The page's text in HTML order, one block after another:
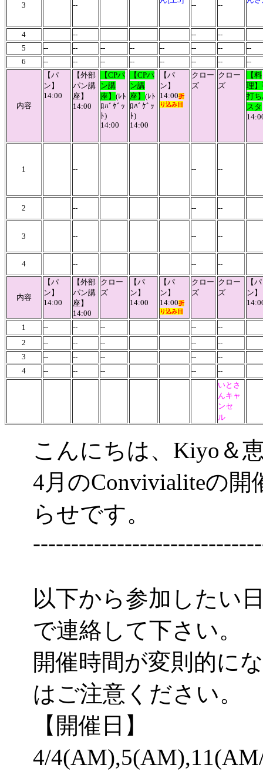
3 -- -- --
4 -- --
--
5
-- -- -- -- -- -- --
--
6
-- -- -- -- -- -- -- --
内容
【パ
ン】
14:00
【外部
パン講
座】
14:00
【CPパ
ン講
座】 (ﾚﾄ
ﾛﾊﾞｹﾞｯ
ﾄ)
14:00
【CPパ
ン講
座】 (ﾚﾄ
ﾛﾊﾞｹﾞｯ
ﾄ)
14:00
【パ
ン】
14:00折
り込み日
クロー
ズ
クロー
ズ
【料
理
打
スタ
1 -- -- --
2 -- -- --
3 -- -- --
4 -- -- --
内容
【パ
ン】
14:00
【外部
パン講
座】
14:00
クロー
ズ
【パ
ン】
14:00
【パ
ン】
14:00折
り込み日
クロー
ズ
クロー
ズ
【パ
ン】
1 -- -- -- --
--
2
-- -- -- --
--
3
-- -- -- --
--
4
-- -- -- --
--
いとさ
んキャ
ンセ
ル
こんにちは、Kiyo＆
4月のConvivialiteの
らせです。
以下から参加したい
で連絡して下さい。
開催時間が変則的に
はご注意ください。
【開催日】
4/